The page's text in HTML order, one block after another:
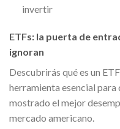
invertir
ETFs: la puerta de
ignoran
Descubrirás qué es un
herramienta esencial
mostrado el mejor
mercado americano.